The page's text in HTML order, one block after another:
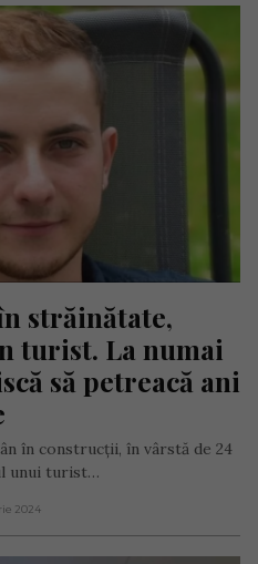
străinătate,
turist. La numai
să petreacă ani
în construcții, în vârstă de 24
unui turist…
2024